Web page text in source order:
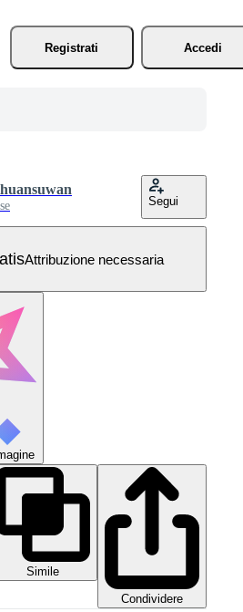
Registrati
Accedi
Segui
Attribuzione necessaria
Simile
Condividere